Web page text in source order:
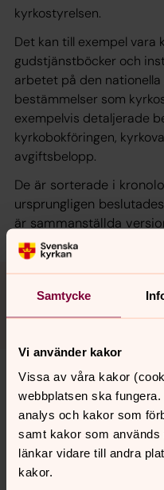
Samtycke
Vi använder kakor
Vissa av våra kakor
webbplatsen ska
analys och kakor som
samt kakor som
länkar vidare till andra
kakor.
kyrkostyrelsen.
Det kan till exempel vara
gudstjänstböcker och
arbetet på den nationella
bestämmelser som
exempelvis detaljerade
kyrkobokföringen,
avgiftsbelopp.
De är sorterade i
ursprungligen
är sammanställda
Hela r
kyrkans
Ovan publiceras
konsoliderade
bestämmelser.